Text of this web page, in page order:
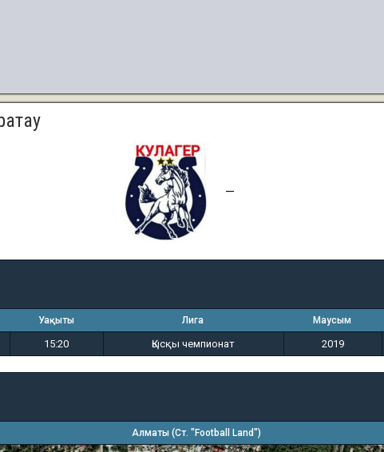
—
Уақыты Лига Маусым
15:20 Қысқы чемпионат 2019
Алматы (Ст. "Football Land")